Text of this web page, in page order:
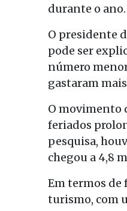
durante o ano.
O presidente
pode ser
número
gastaram
O movimento
feriados
pesquisa,
chegou a 4,8
Em termos de
turismo, com